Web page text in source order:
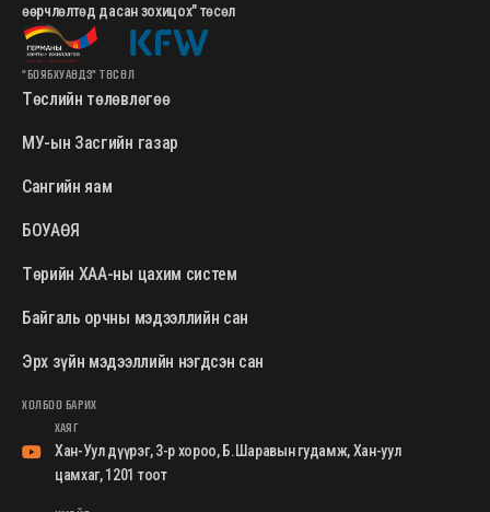
өөрчлөлтөд дасан зохицох" төсөл
"БОЯБХУАӨДЗ" ТӨСӨЛ
Төслийн төлөвлөгөө
МУ-ын Засгийн газар
Сангийн яам
БОУАӨЯ
Төрийн ХАА-ны цахим систем
Байгаль орчны мэдээллийн сан
Эрх зүйн мэдээллийн нэгдсэн сан
ХОЛБОО БАРИХ
ХАЯГ
Хан-Уул дүүрэг, 3-р хороо, Б.Шаравын гудамж, Хан-уул
цамхаг, 1201 тоот